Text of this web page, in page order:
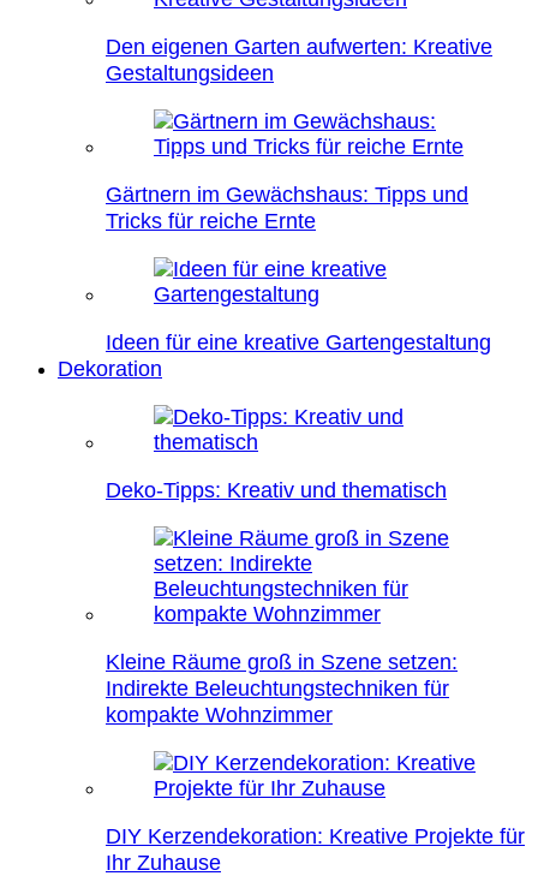
Den eigenen Garten aufwerten: Kreative
Gestaltungsideen
Gärtnern im Gewächshaus: Tipps und
Tricks für reiche Ernte
Ideen für eine kreative Gartengestaltung
Dekoration
Deko-Tipps: Kreativ und thematisch
Kleine Räume groß in Szene setzen:
Indirekte Beleuchtungstechniken für
kompakte Wohnzimmer
DIY Kerzendekoration: Kreative Projekte für
Ihr Zuhause